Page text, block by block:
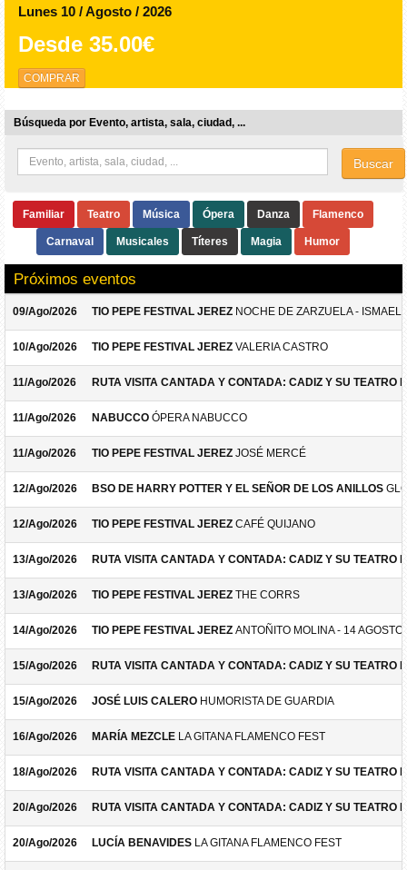
Lunes 10 / Agosto / 2026
Desde 35.00€
COMPRAR
Búsqueda por Evento, artista, sala, ciudad, ...
Buscar
Familiar Teatro Música Ópera Danza Flamenco
Carnaval Musicales Títeres Magia Humor
Próximos eventos
09/Ago/2026 TIO PEPE FESTIVAL JEREZ NOCHE DE ZARZUELA -
10/Ago/2026 TIO PEPE FESTIVAL JEREZ VALERIA CASTRO
11/Ago/2026 RUTA VISITA CANTADA Y CONTADA: CADIZ Y SU TEATRO
11/Ago/2026 NABUCCO ÓPERA NABUCCO
11/Ago/2026 TIO PEPE FESTIVAL JEREZ JOSÉ MERCÉ
12/Ago/2026 BSO DE HARRY POTTER Y EL SEÑOR DE LOS ANILLOS
12/Ago/2026 TIO PEPE FESTIVAL JEREZ CAFÉ QUIJANO
13/Ago/2026 RUTA VISITA CANTADA Y CONTADA: CADIZ Y SU TEATRO
13/Ago/2026 TIO PEPE FESTIVAL JEREZ THE CORRS
14/Ago/2026 TIO PEPE FESTIVAL JEREZ ANTOÑITO MOLINA - 14 AGOSTO
15/Ago/2026 RUTA VISITA CANTADA Y CONTADA: CADIZ Y SU TEATRO
15/Ago/2026 JOSÉ LUIS CALERO HUMORISTA DE GUARDIA
16/Ago/2026 MARÍA MEZCLE LA GITANA FLAMENCO FEST
18/Ago/2026 RUTA VISITA CANTADA Y CONTADA: CADIZ Y SU TEATRO
20/Ago/2026 RUTA VISITA CANTADA Y CONTADA: CADIZ Y SU TEATRO
20/Ago/2026 LUCÍA BENAVIDES LA GITANA FLAMENCO FEST